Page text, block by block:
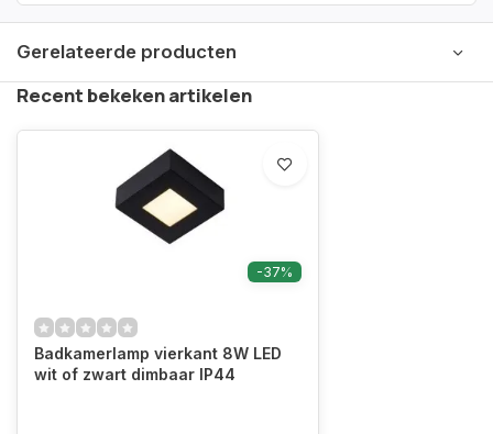
Gerelateerde producten
Recent bekeken artikelen
-37%
Badkamerlamp vierkant 8W LED
wit of zwart dimbaar IP44